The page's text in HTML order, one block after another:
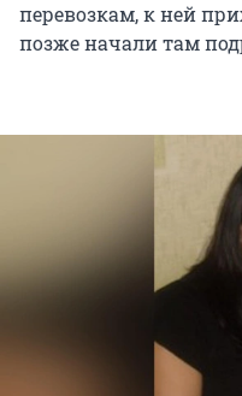
перевозкам, к ней
позже начали там